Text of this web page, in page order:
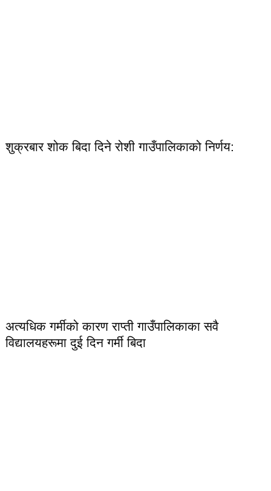
शुक्रबार शोक बिदा दिने रोशी गाउँपालिकाको निर्णय:
अत्यधिक गर्मीको कारण राप्ती गाउँपालिकाका सवै
विद्यालयहरूमा दुई दिन गर्मी बिदा